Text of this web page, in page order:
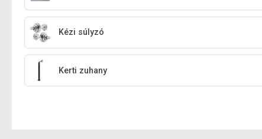
Kézi súlyzó
Kerti zuhany